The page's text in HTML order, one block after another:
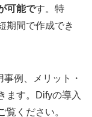
可能です。特
期間で作成でき
例、メリット・
ます。Difyの導入
覧ください。